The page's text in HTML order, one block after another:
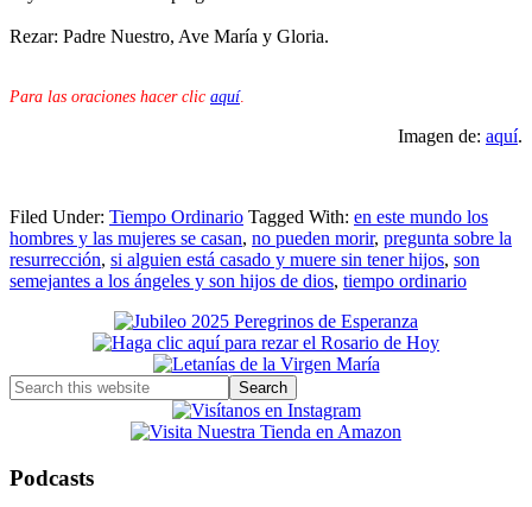
Rezar: Padre Nuestro, Ave María y Gloria.
Para las oraciones hacer clic aquí.
Imagen de: aquí.
Filed Under: Tiempo Ordinario Tagged With: en este mundo los
hombres y las mujeres se casan, no pueden morir, pregunta sobre la
resurrección, si alguien está casado y muere sin tener hijos, son
semejantes a los ángeles y son hijos de dios, tiempo ordinario
Primary
Sidebar
Search
this
Podcasts